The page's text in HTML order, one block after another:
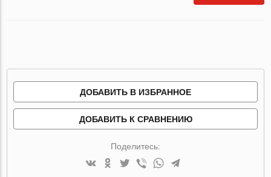
ДОБАВИТЬ В ИЗБРАННОЕ
ДОБАВИТЬ К СРАВНЕНИЮ
Поделитесь: